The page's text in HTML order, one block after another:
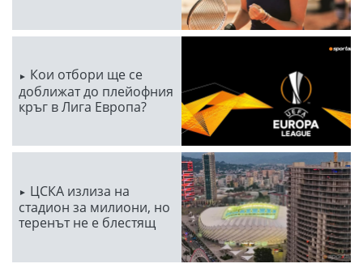
Кои отбори ще се
доближат до плейофния
кръг в Лига Европа?
ЦСКА излиза на
стадион за милиони, но
теренът не е блестящ